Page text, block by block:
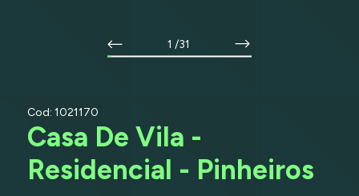
1 /31
Cod: 1021170
Casa De Vila -
Residencial - Pinheiros